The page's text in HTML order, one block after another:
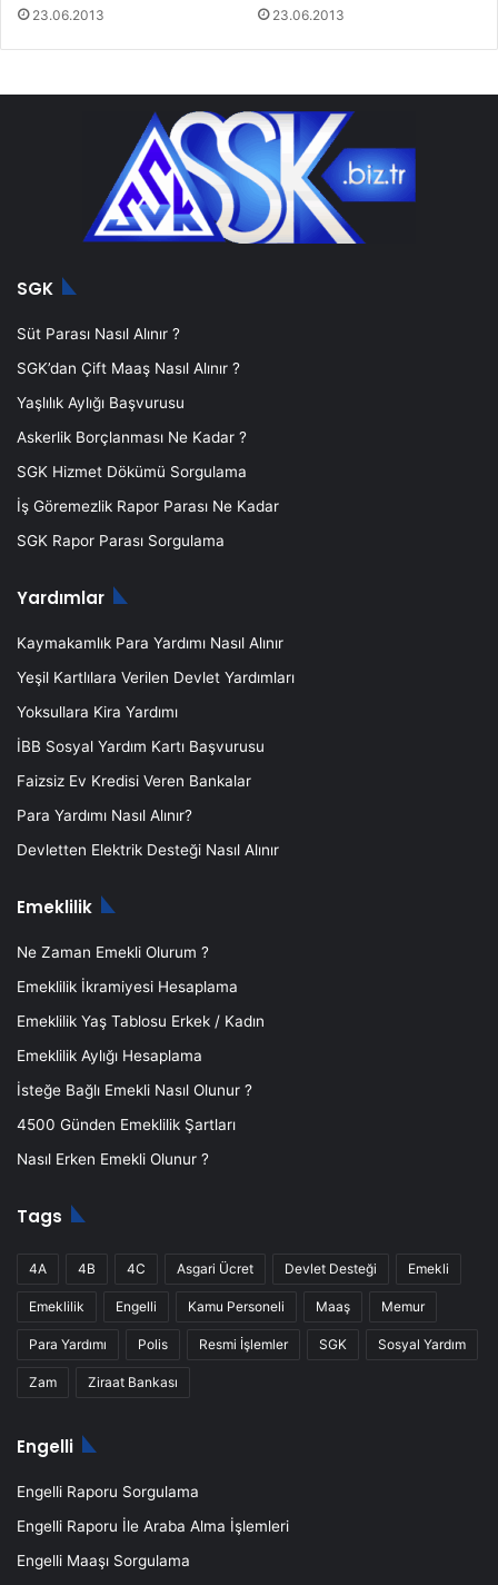
23.06.2013 23.06.2013
SGK
Süt Parası Nasıl Alınır ?
SGK’dan Çift Maaş Nasıl Alınır ?
Yaşlılık Aylığı Başvurusu
Askerlik Borçlanması Ne Kadar ?
SGK Hizmet Dökümü Sorgulama
İş Göremezlik Rapor Parası Ne Kadar
SGK Rapor Parası Sorgulama
Yardımlar
Kaymakamlık Para Yardımı Nasıl Alınır
Yeşil Kartlılara Verilen Devlet Yardımları
Yoksullara Kira Yardımı
İBB Sosyal Yardım Kartı Başvurusu
Faizsiz Ev Kredisi Veren Bankalar
Para Yardımı Nasıl Alınır?
Devletten Elektrik Desteği Nasıl Alınır
Emeklilik
Ne Zaman Emekli Olurum ?
Emeklilik İkramiyesi Hesaplama
Emeklilik Yaş Tablosu Erkek / Kadın
Emeklilik Aylığı Hesaplama
İsteğe Bağlı Emekli Nasıl Olunur ?
4500 Günden Emeklilik Şartları
Nasıl Erken Emekli Olunur ?
Tags
4A 4B 4C Asgari Ücret Devlet Desteği Emekli
Emeklilik Engelli Kamu Personeli Maaş Memur
Para Yardımı Polis Resmi İşlemler SGK Sosyal Yardım
Zam Ziraat Bankası
Engelli
Engelli Raporu Sorgulama
Engelli Raporu İle Araba Alma İşlemleri
Engelli Maaşı Sorgulama